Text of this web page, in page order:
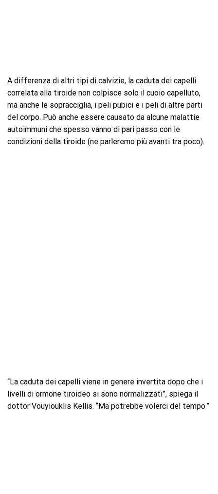
A differenza di altri tipi di calvizie, la caduta dei capelli
correlata alla tiroide non colpisce solo il cuoio capelluto,
ma anche le sopracciglia, i peli pubici e i peli di altre parti
del corpo. Può anche essere causato da alcune malattie
autoimmuni che spesso vanno di pari passo con le
condizioni della tiroide (ne parleremo più avanti tra poco).
“La caduta dei capelli viene in genere invertita dopo che i
livelli di ormone tiroideo si sono normalizzati”, spiega il
dottor Vouyiouklis Kellis. “Ma potrebbe volerci del tempo.”